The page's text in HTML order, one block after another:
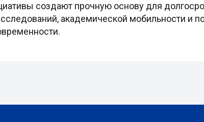
создают прочную основу для
академической мобильности и